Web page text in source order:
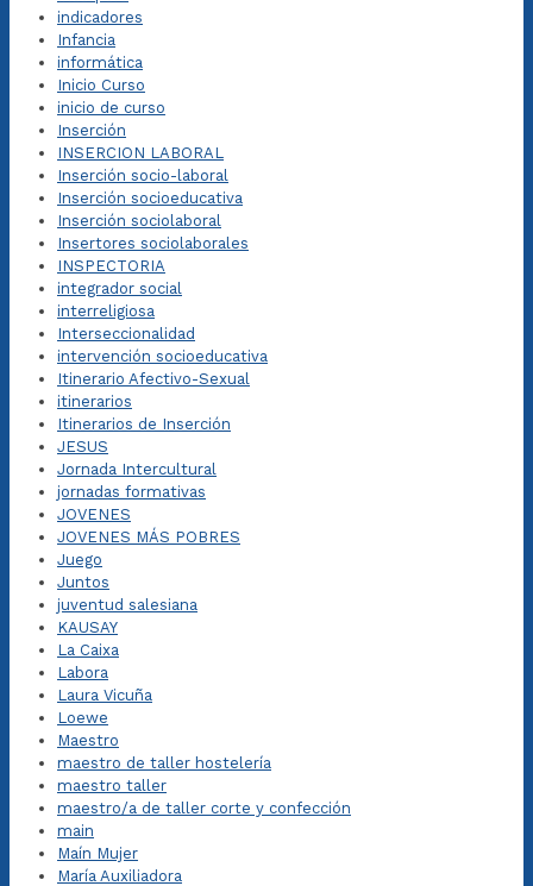
indicadores
Infancia
informática
Inicio Curso
inicio de curso
Inserción
INSERCION LABORAL
Inserción socio-laboral
Inserción socioeducativa
Inserción sociolaboral
Insertores sociolaborales
INSPECTORIA
integrador social
interreligiosa
Interseccionalidad
intervención socioeducativa
Itinerario Afectivo-Sexual
itinerarios
Itinerarios de Inserción
JESUS
Jornada Intercultural
jornadas formativas
JOVENES
JOVENES MÁS POBRES
Juego
Juntos
juventud salesiana
KAUSAY
La Caixa
Labora
Laura Vicuña
Loewe
Maestro
maestro de taller hostelería
maestro taller
maestro/a de taller corte y confección
main
Maín Mujer
María Auxiliadora